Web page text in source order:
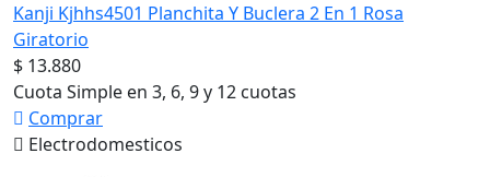
Kanji Kjhhs4501 Planchita Y Buclera 2 En 1 Rosa
Giratorio
$ 13.880
Cuota Simple en 3, 6, 9 y 12 cuotas
Comprar
Electrodomesticos